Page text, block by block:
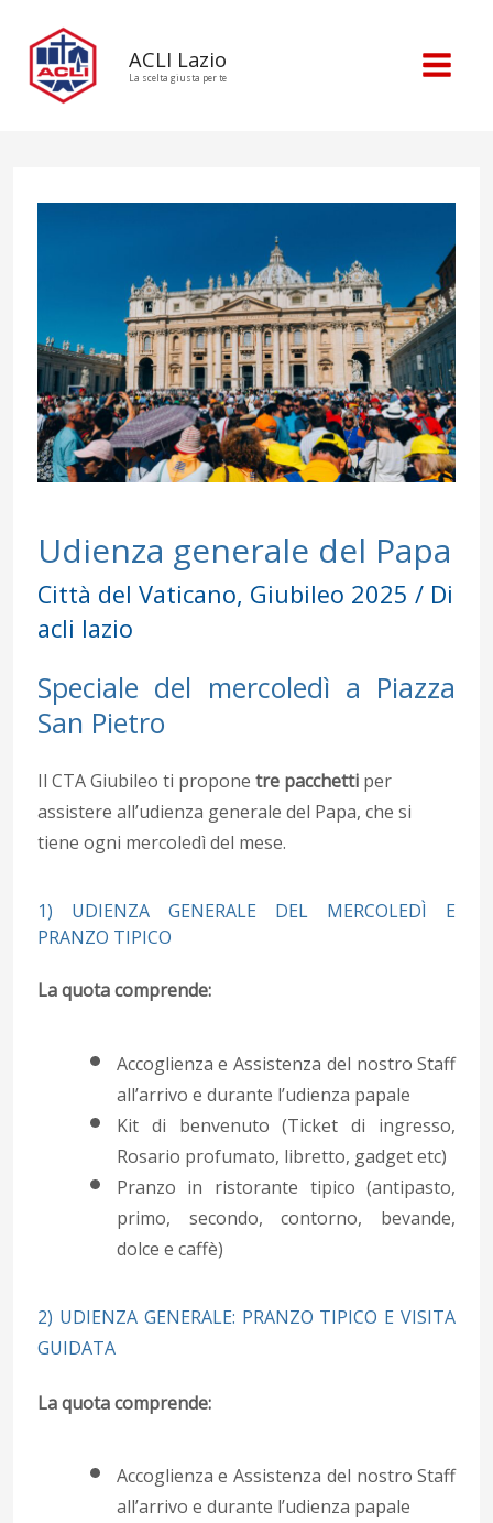
ACLI Lazio
La scelta giusta per te
Udienza generale del Papa
Città del Vaticano, Giubileo 2025 / Di
acli lazio
Speciale del mercoledì a Piazza
San Pietro
Il CTA Giubileo ti propone tre pacchettiper
assistere all’udienza generale del Papa, che si
tiene ogni mercoledì del mese.
1) UDIENZA GENERALE DEL MERCOLEDÌ E
PRANZO TIPICO
La quota comprende:
Accoglienza e Assistenza del nostro Staff
all’arrivo e durante l’udienza papale
Kit di benvenuto (Ticket di ingresso,
Rosario profumato, libretto, gadget etc)
Pranzo in ristorante tipico (antipasto,
primo, secondo, contorno, bevande,
dolce e caffè)
2) UDIENZA GENERALE: PRANZO TIPICO E VISITA
GUIDATA
La quota comprende:
Accoglienza e Assistenza del nostro Staff
all’arrivo e durante l’udienza papale